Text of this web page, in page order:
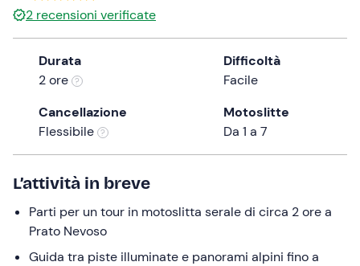
the
question
mark
keyboard
shortcuts
for
changing
dates.
2 recensioni verificate
Durata
2 ore
Difficoltà
Facile
Cancellazione
Flessibile
Motoslitte
Da 1 a 7
L’attività in breve
Parti per un tour in motoslitta serale di circa 2 ore a
Prato Nevoso
Guida tra piste illuminate e panorami alpini fino a